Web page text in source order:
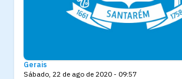
Gerais
Sábado, 22 de ago de 2020 - 09:57